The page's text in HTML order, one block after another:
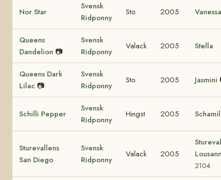
Nor Star
Svensk
Ridponny
Sto 2005 Vanessa
Queens
Dandelion 📷
Svensk
Ridponny
Valack 2005 Stella
Queens Dark
Lilac 📷
Svensk
Ridponny
Sto 2005 Jasmini
Schilli Pepper
Svensk
Ridponny
Hingst 2005
Sturevallens
San Diego
Svensk
Ridponny
Valack 2005
2104